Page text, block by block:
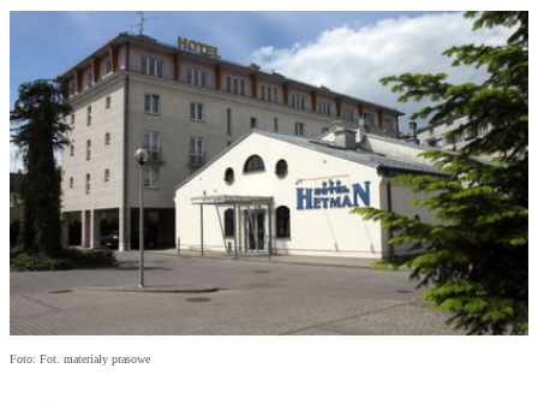
Foto: Fot. materiały prasowe